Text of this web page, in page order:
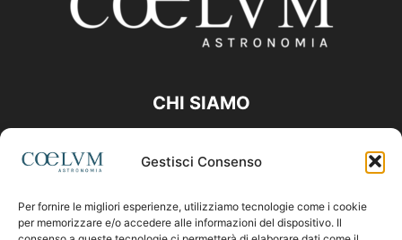
Gestisci Consenso
Per fornire le migliori esperienze, utilizziamo tecnologie come i cookie
per memorizzare e/o accedere alle informazioni del dispositivo. Il
CHI SIAMO
Contattaci:coelumastro@coelum.com
SEGUICI